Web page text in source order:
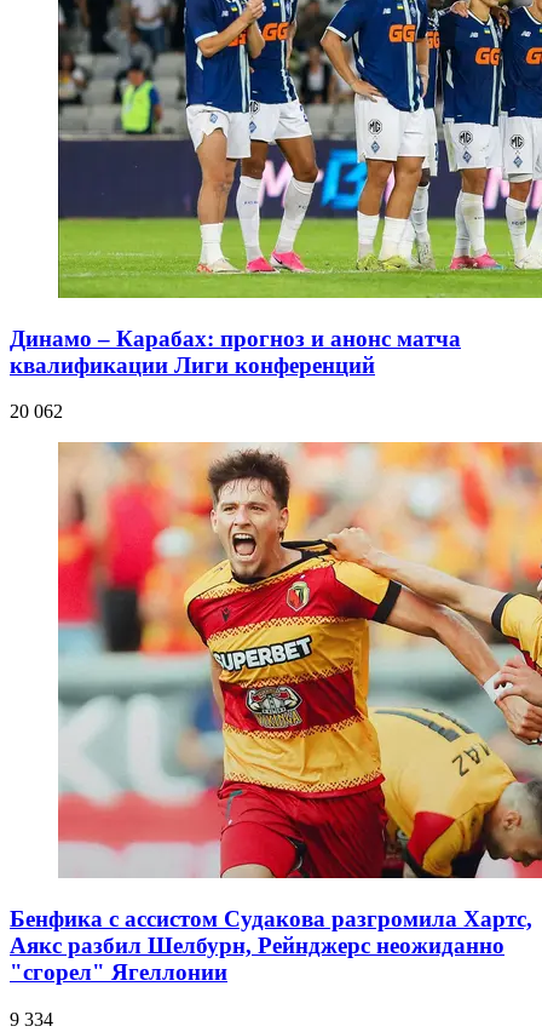
Динамо – Карабах: прогноз и анонс матча
квалификации Лиги конференций
20 062
Бенфика с ассистом Судакова разгромила Хартс,
Аякс разбил Шелбурн, Рейнджерс неожиданно
"сгорел" Ягеллонии
9 334